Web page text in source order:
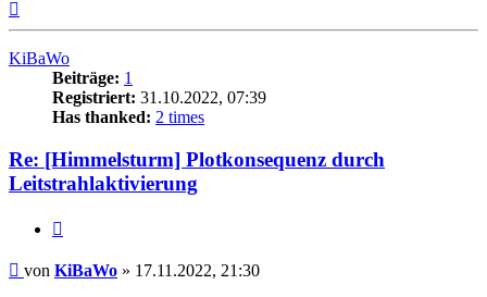
KiBaWo
Beiträge: 1
Registriert: 31.10.2022, 07:39
Has thanked: 2 times
Re: [Himmelsturm] Plotkonsequenz durch
Leitstrahlaktivierung
Beitrag
von KiBaWo » 17.11.2022, 21:30